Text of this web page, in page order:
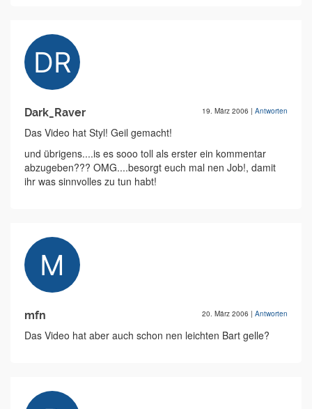
Dark_Raver 19. März 2006 | Antworten
Das Video hat Styl! Geil gemacht!
und übrigens....is es sooo toll als erster ein kommentar
abzugeben??? OMG....besorgt euch mal nen Job!, damit
ihr was sinnvolles zu tun habt!
mfn 20. März 2006 | Antworten
Das Video hat aber auch schon nen leichten Bart gelle?